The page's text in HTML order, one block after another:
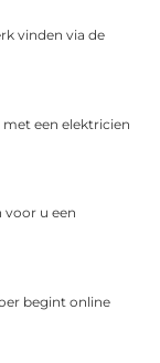
vinden via de
een elektricien
voor u een
begint online